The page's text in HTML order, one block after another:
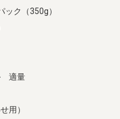
ク（350g）
適量
用）